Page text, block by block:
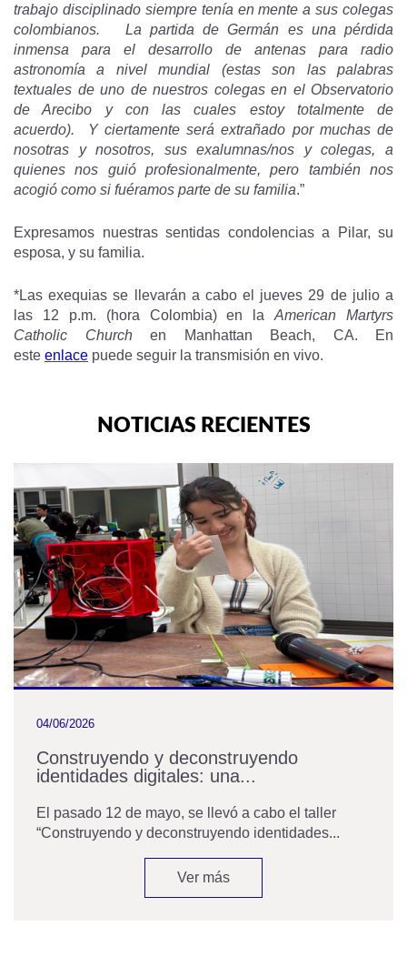
trabajo disciplinado siempre tenía en mente a sus colegas
colombianos. La partida de Germán es una pérdida
inmensa para el desarrollo de antenas para radio
astronomía a nivel mundial (estas son las palabras
textuales de uno de nuestros colegas en el Observatorio
de Arecibo y con las cuales estoy totalmente de
acuerdo). Y ciertamente será extrañado por muchas de
nosotras y nosotros, sus exalumnas/nos y colegas, a
quienes nos guió profesionalmente, pero también nos
acogió como si fuéramos parte de su familia.”
Expresamos nuestras sentidas condolencias a Pilar, su
esposa, y su familia.
*Las exequias se llevarán a cabo el jueves 29 de julio a
las 12 p.m. (hora Colombia) en laAmerican Martyrs
Catholic Churchen Manhattan Beach, CA. En
este enlace puede seguir la transmisión en vivo.
NOTICIAS RECIENTES
04/06/2026
Construyendo y deconstruyendo
identidades digitales: una...
El pasado 12 de mayo, se llevó a cabo el taller
“Construyendo y deconstruyendo identidades...
Ver más